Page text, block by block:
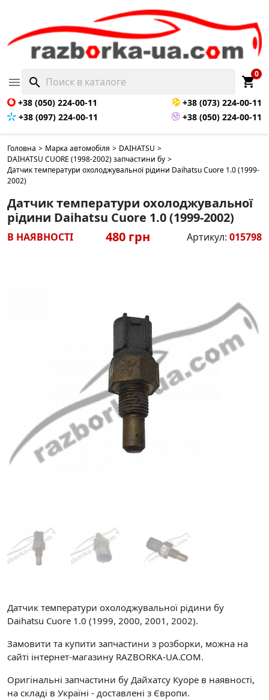
 search shopping_cart
0
+38 (050) 224-00-11
+38 (073) 224-00-11
+38 (097) 224-00-11
+38 (050) 224-00-11
Головна > Марка автомобіля > DAIHATSU >
DAIHATSU CUORE (1998-2002) запчастини бу >
Датчик температури охолоджувальної рідини Daihatsu Cuore 1.0 (1999-
2002)
Датчик температури охолоджувальної
рідини Daihatsu Cuore 1.0 (1999-2002)
В НАЯВНОСТІ 480 грн Артикул: 015798
Датчик температури охолоджувальної рідини бу
Daihatsu Cuore 1.0 (1999, 2000, 2001, 2002).
Замовити та купити запчастини з розборки, можна на
сайті інтернет-магазину RAZBORKA-UA.COM.
Оригінальні запчастини бу Дайхатсу Куоре в наявності,
на складі в Україні - доставлені з Європи.